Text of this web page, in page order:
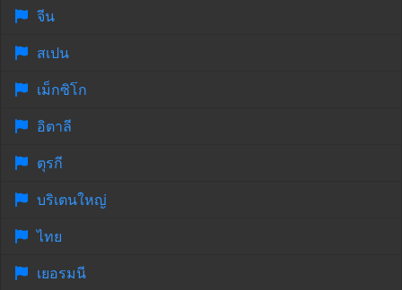
จีน
สเปน
เม็กซิโก
อิตาลี
ตุรกี
บริเตนใหญ่
ไทย
เยอรมนี